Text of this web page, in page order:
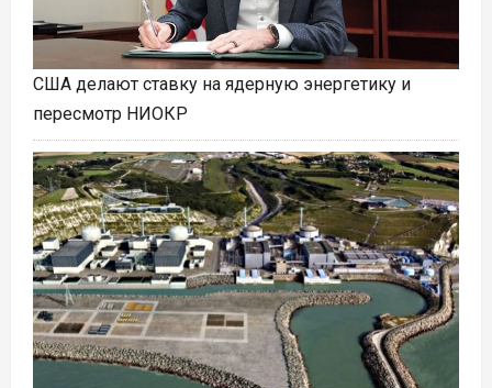
США делают ставку на ядерную энергетику и
пересмотр НИОКР